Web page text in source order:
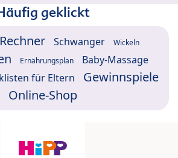
geklickt
Schwanger Wickeln
Ernährungsplan Baby-Massage
für Eltern
Gewinnspiele
Online-Shop